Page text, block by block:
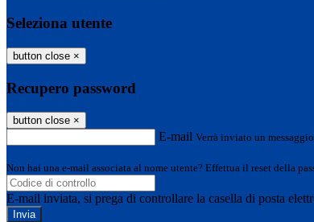
Seleziona utente
button close ×
Recupero password
button close ×
E-mail Verrà inviato un
Non hai una e-mail associata al nome utente? Effettua il reset della
E-mail inviata, si prega di controllare la casella di posta